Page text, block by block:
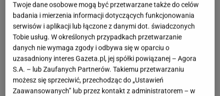
Twoje dane osobowe mogą być przetwarzane także do celów
badania i mierzenia informacji dotyczących funkcjonowania
serwisów i aplikacji lub łączone z danymi dot. świadczonych
Tobie usług. W określonych przypadkach przetwarzanie
danych nie wymaga zgody i odbywa się w oparciu o
uzasadniony interes Gazeta.pl, jej spółki powiązanej – Agora
S.A. – lub Zaufanych Partnerów. Takiemu przetwarzaniu
możesz się sprzeciwić, przechodząc do „Ustawień
Zaawansowanych” lub przez kontakt z administratorem – w